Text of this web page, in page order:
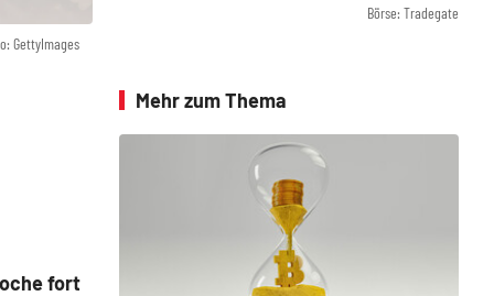
GettyImages
fort
Börse: Tradegate
Mehr zum Thema